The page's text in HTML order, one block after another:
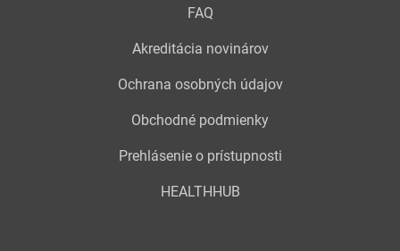
FAQ
Akreditácia novinárov
Ochrana osobných údajov
Obchodné podmienky
Prehlásenie o prístupnosti
HEALTHHUB